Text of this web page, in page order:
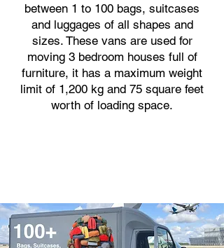
between 1 to 100 bags, suitcases
and luggages of all shapes and
sizes. These vans are used for
moving 3 bedroom houses full of
furniture, it has a maximum weight
limit of 1,200 kg and 75 square feet
worth of loading space.